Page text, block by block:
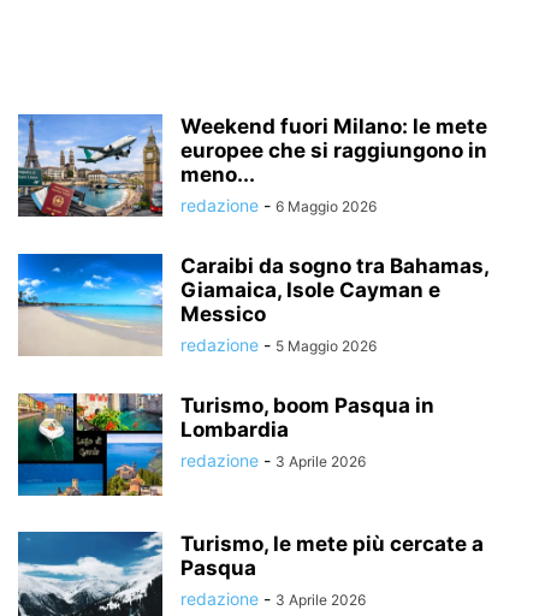
Weekend fuori Milano: le mete
europee che si raggiungono in
meno...
redazione - 6 Maggio 2026
Caraibi da sogno tra Bahamas,
Giamaica, Isole Cayman e
Messico
redazione - 5 Maggio 2026
Turismo, boom Pasqua in
Lombardia
redazione - 3 Aprile 2026
Turismo, le mete più cercate a
Pasqua
redazione - 3 Aprile 2026